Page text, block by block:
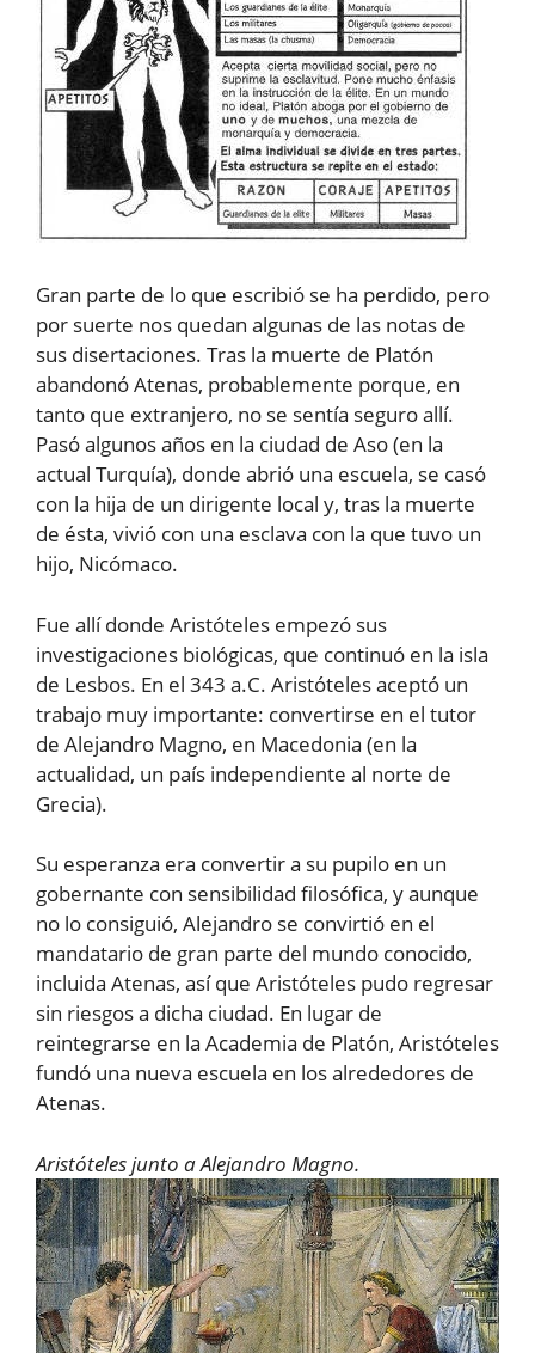
Gran parte de lo que escribió se ha perdido, pero
por suerte nos quedan algunas de las notas de
sus disertaciones. Tras la muerte de Platón
abandonó Atenas, probablemente porque, en
tanto que extranjero, no se sentía seguro allí.
Pasó algunos años en la ciudad de Aso (en la
actual Turquía), donde abrió una escuela, se casó
con la hija de un dirigente local y, tras la muerte
de ésta, vivió con una esclava con la que tuvo un
hijo, Nicómaco.
Fue allí donde Aristóteles empezó sus
investigaciones biológicas, que continuó en la isla
de Lesbos. En el 343 a.C. Aristóteles aceptó un
trabajo muy importante: convertirse en el tutor
de Alejandro Magno, en Macedonia (en la
actualidad, un país independiente al norte de
Grecia).
Su esperanza era convertir a su pupilo en un
gobernante con sensibilidad filosófica, y aunque
no lo consiguió, Alejandro se convirtió en el
mandatario de gran parte del mundo conocido,
incluida Atenas, así que Aristóteles pudo regresar
sin riesgos a dicha ciudad. En lugar de
reintegrarse en la Academia de Platón, Aristóteles
fundó una nueva escuela en los alrededores de
Atenas.
Aristóteles junto a Alejandro Magno.